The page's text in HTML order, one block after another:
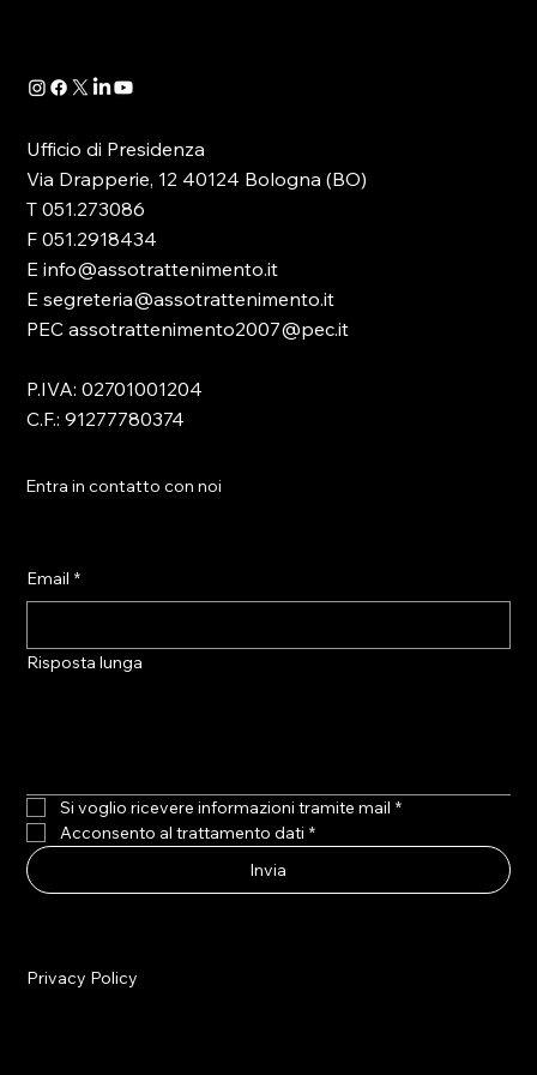
SETTANTACINQUESIMO BOLLETTINO
SULLE LUDOPATIE
Ufficio di Presidenza
Via Drapperie, 12 40124 Bologna (BO)
T 051.273086
F 051.2918434
E info@assotrattenimento.it
E segreteria@assotrattenimento.it
PEC assotrattenimento2007@pec.it
P.IVA: 02701001204
C.F.: 91277780374
Entra in contatto con noi
Email *
Risposta lunga
Si voglio ricevere informazioni tramite mail *
Acconsento al trattamento dati *
Invia
Privacy Policy